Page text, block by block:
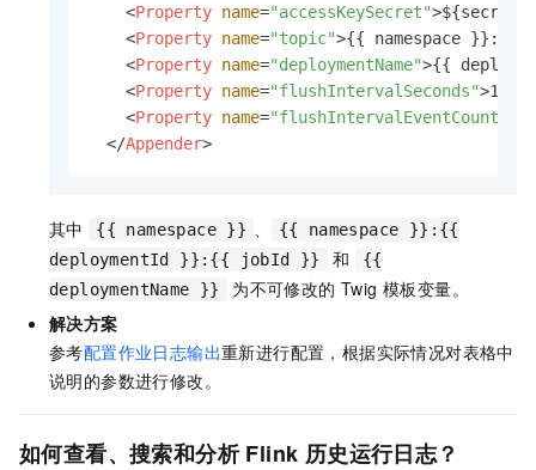
<Property name="accessKeySecret">
<Property name="topic">{{ namespace }}:{{
<Property name="deploymentName">{{
<Property name="flushIntervalSeconds">10
<Property name="flushIntervalEventCount"
</Appender>
其中 {{ namespace }}
{{ namespace }}:{{
deploymentId }}:{{ jobId }}
和
{{
deploymentName }}
为不可修改的 Twig 模板变量。
解决方案
参考配置作业日志输出重新进行配置，根据实际情况对表格中
说明的参数进行修改。
如何查看、搜索和分析 Flink 历史运行日志？